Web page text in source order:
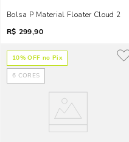
Bolsa P Material Floater Cloud 2
R$ 299,90
10% OFF no Pix
6 CORES